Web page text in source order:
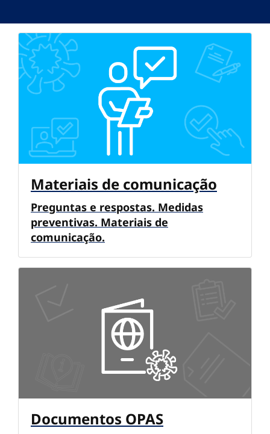
Materiais de comunicação
Preguntas e respostas. Medidas
preventivas. Materiais de
comunicação.
Documentos OPAS